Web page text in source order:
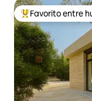
De los mejores
Favorito entre